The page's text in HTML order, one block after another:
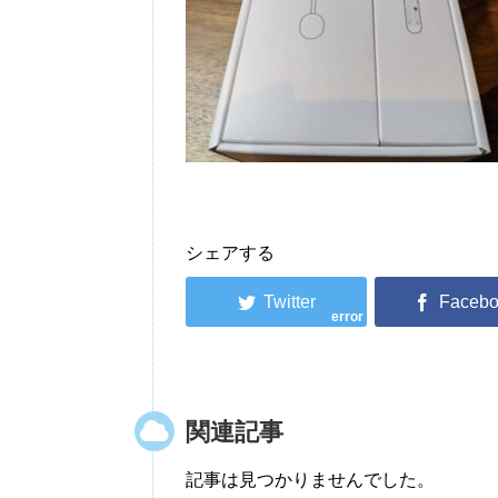
シェアする
error
関連記事
記事は見つかりませんでした。